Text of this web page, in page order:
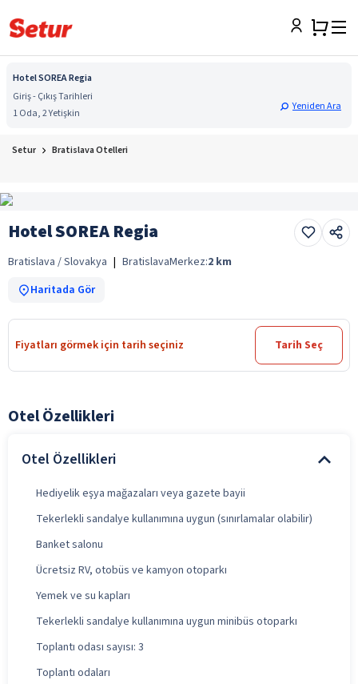
Hotel SOREA Regia
Giriş - Çıkış Tarihleri
1 Oda, 2 Yetişkin
Yeniden Ara
Setur Bratislava Otelleri
Hotel SOREA Regia
Bratislava / Slovakya | BratislavaMerkez:2 km
Haritada Gör
Fiyatları görmek için tarih seçiniz Tarih Seç
Otel Özellikleri
Otel Özellikleri
Hediyelik eşya mağazaları veya gazete bayii
Tekerlekli sandalye kullanımına uygun (sınırlamalar olabilir)
Banket salonu
Ücretsiz RV, otobüs ve kamyon otoparkı
Yemek ve su kapları
Tekerlekli sandalye kullanımına uygun minibüs otoparkı
Toplantı odası sayısı: 3
Toplantı odaları